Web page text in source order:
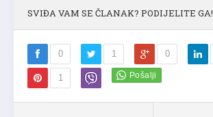
SVIĐA VAM SE ČLANAK? PODIJELITE GA!
0 1 0
1